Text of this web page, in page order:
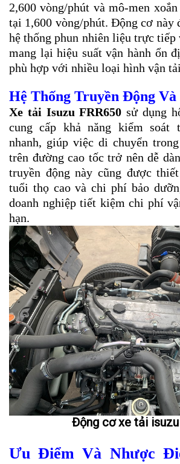
2,600 vòng/phút và mô-men
tại 1,600 vòng/phút. Động cơ này
hệ thống phun nhiên liệu trực tiếp
mang lại hiệu suất vận hành ổn
phù hợp với nhiều loại hình vận
Hệ Thống Truyền Động Và
Xe tải Isuzu FRR650 sử dụng
cung cấp khả năng kiểm soát
nhanh, giúp việc di chuyển
trên đường cao tốc trở nên dễ
truyền động này cũng được
tuổi thọ cao và chi phí bảo
doanh nghiệp tiết kiệm chi phí
hạn.
Động cơ xe tải
Ưu Điểm Và Nhược